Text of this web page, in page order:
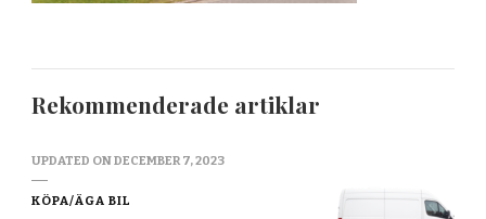
Rekommenderade artiklar
UPDATED ONDECEMBER 7, 2023
KÖPA/ÄGA BIL